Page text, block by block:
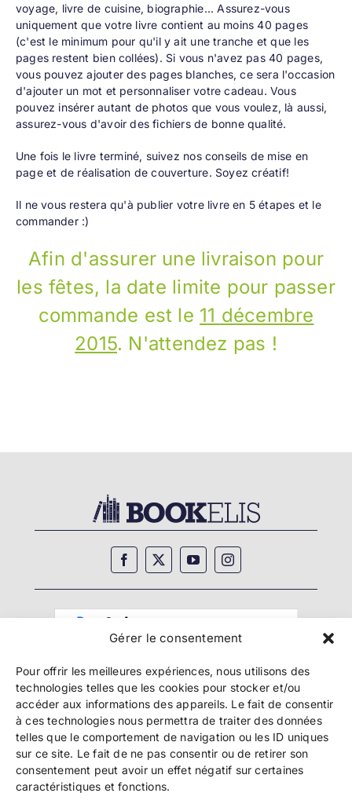
Gérer le consentement
Pour offrir les meilleures expériences, nous utilisons des
technologies telles que les cookies pour stocker et/ou
accéder aux informations des appareils. Le fait de consentir
à ces technologies nous permettra de traiter des données
telles que le comportement de navigation ou les ID uniques
sur ce site. Le fait de ne pas consentir ou de retirer son
consentement peut avoir un effet négatif sur certaines
caractéristiques et fonctions.
voyage, livre de cuisine, biographie... Assurez-vous
uniquement que votre livre contient au moins 40 pages
(c'est le minimum pour qu'il y ait une tranche et que les
pages restent bien collées). Si vous n'avez pas 40 pages,
vous pouvez ajouter des pages blanches, ce sera l'occasion
d'ajouter un mot et personnaliser votre cadeau. Vous
pouvez insérer autant de photos que vous voulez, là aussi,
assurez-vous d'avoir des fichiers de bonne qualité.
Une fois le livre terminé, suivez nos conseils de mise en
pageet de réalisation de couverture. Soyez créatif!
Il ne vous restera qu'à publier votre livre en 5 étapes et le
commander :)
Afin d'assurer une livraison pour
les fêtes, la date limite pour passer
commande est le 11 décembre
2015. N'attendez pas !
Copyright 2024 Bookelis –CGU–CGS–CGPPA–
Mentions légales–Politique de confidentialité–
Paiement et sécurité